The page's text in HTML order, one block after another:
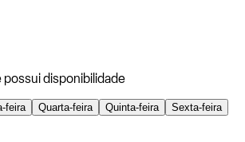
possui disponibilidade
feira Quarta-feira Quinta-feira
Sexta-feira